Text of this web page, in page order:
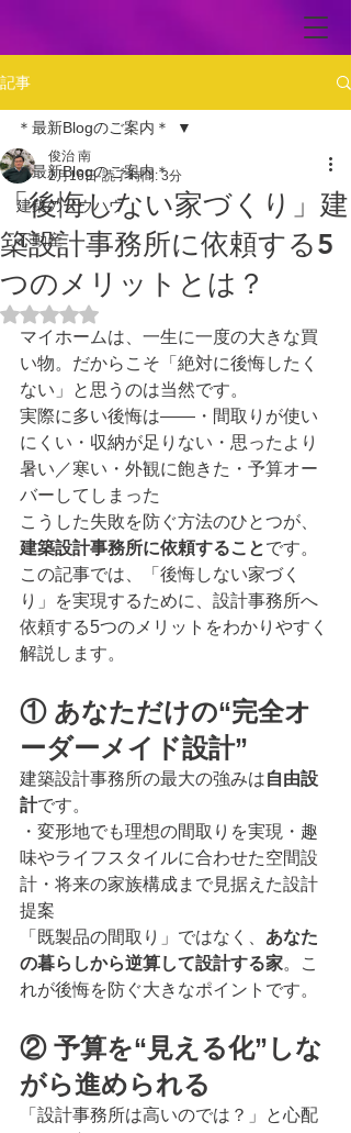
記事
＊最新Blogのご案内＊
建築のノウハウ
不動産
＊最新Blogのご案内＊
「後悔しない家づくり」建
築設計事務所に依頼する5
つのメリットとは？
俊治 南
2月16日 読了時間: 3分
5つ星のうちNaNと評価されています。
マイホームは、一生に一度の大きな買
い物。だからこそ「絶対に後悔したく
ない」と思うのは当然です。
実際に多い後悔は――・間取りが使い
にくい・収納が足りない・思ったより
暑い／寒い・外観に飽きた・予算オー
バーしてしまった
こうした失敗を防ぐ方法のひとつが、
建築設計事務所に依頼することです。
この記事では、「後悔しない家づく
り」を実現するために、設計事務所へ
依頼する5つのメリットをわかりやすく
解説します。
① あなただけの“完全オ
ーダーメイド設計”
建築設計事務所の最大の強みは自由設
計です。
・変形地でも理想の間取りを実現・趣
味やライフスタイルに合わせた空間設
計・将来の家族構成まで見据えた設計
提案
「既製品の間取り」ではなく、 あなた
の暮らしから逆算して設計する家。こ
れが後悔を防ぐ大きなポイントです。
② 予算を“見える化”しな
がら進められる
「設計事務所は高いのでは？」と心配